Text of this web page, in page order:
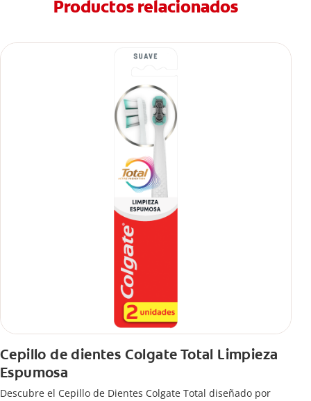
Productos relacionados
Cepillo de dientes Colgate Total Limpieza
Espumosa
Descubre el Cepillo de Dientes Colgate Total diseñado por